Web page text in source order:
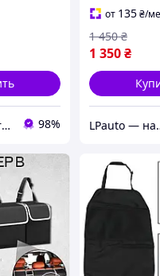
Everyday Market 98%
от 135₴/
1 350₴
1 450 ₴
LPauto —